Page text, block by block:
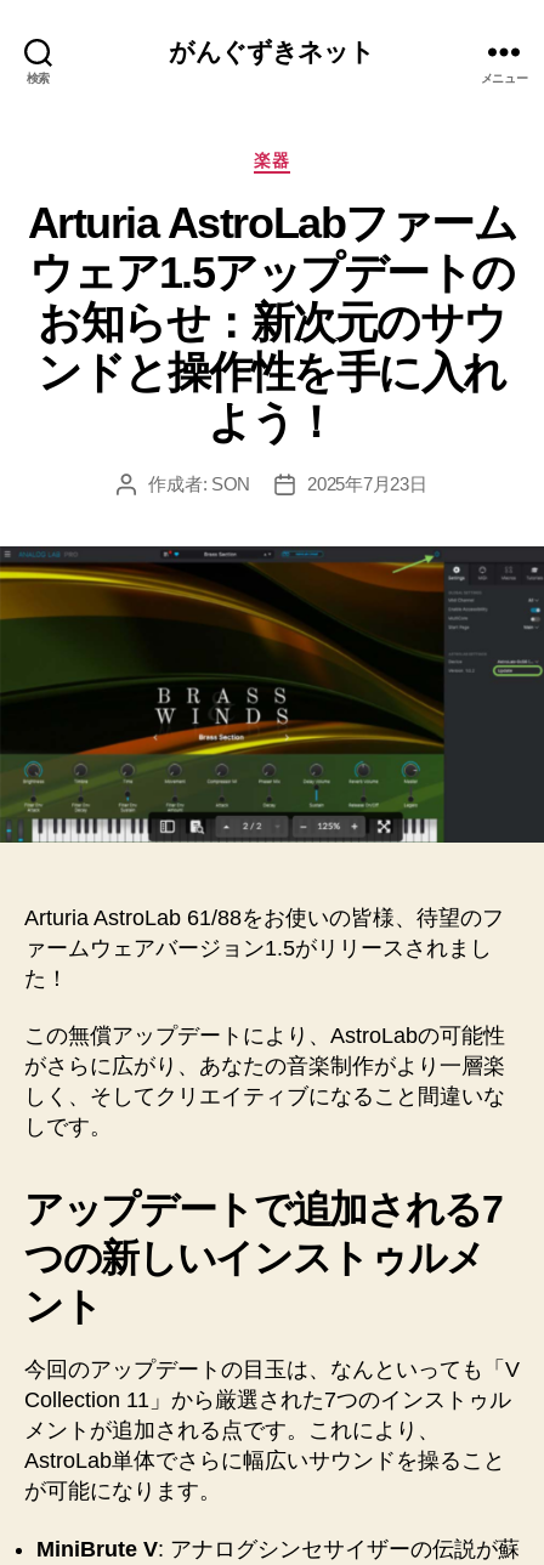
検索
がんぐずきネット
メニュー
カ
ゴ
リ
ー
楽器
Arturia AstroLabファーム
ウェア1.5アップデートの
お知らせ：新次元のサウ
ンドと操作性を手に入れ
よう！
投
作成者: SON
投
2025年7月23日
Arturia AstroLab 61/88をお使いの皆様、待望のフ
ァームウェアバージョン1.5がリリースされまし
た！
この無償アップデートにより、AstroLabの可能性
がさらに広がり、あなたの音楽制作がより一層楽
しく、そしてクリエイティブになること間違いな
しです。
アップデートで追加される7
つの新しいインストゥルメ
ント
今回のアップデートの目玉は、なんといっても「V
Collection 11」から厳選された7つのインストゥル
メントが追加される点です。これにより、
AstroLab単体でさらに幅広いサウンドを操ること
が可能になります。
MiniBrute V: アナログシンセサイザーの伝説が蘇